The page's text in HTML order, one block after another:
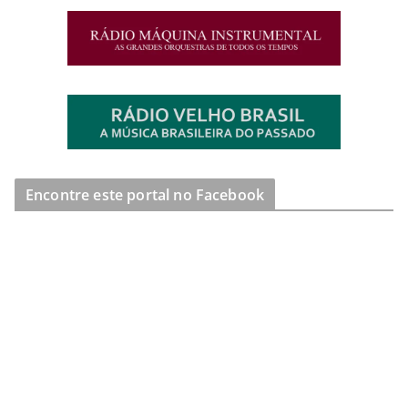
Encontre este portal no Facebook